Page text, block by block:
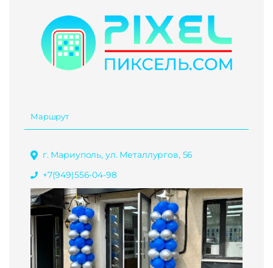
Маршрут
г. Мариуполь, ул. Металлургов, 56
+7(949)556-04-98